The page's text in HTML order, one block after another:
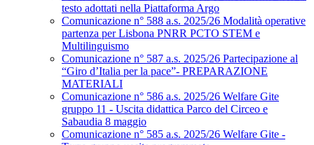
testo adottati nella Piattaforma Argo
Comunicazione n° 588 a.s. 2025/26 Modalità operative
partenza per Lisbona PNRR PCTO STEM e
Multilinguismo
Comunicazione n° 587 a.s. 2025/26 Partecipazione al
“Giro d’Italia per la pace”- PREPARAZIONE
MATERIALI
Comunicazione n° 586 a.s. 2025/26 Welfare Gite
gruppo 11 - Uscita didattica Parco del Circeo e
Sabaudia 8 maggio
Comunicazione n° 585 a.s. 2025/26 Welfare Gite -